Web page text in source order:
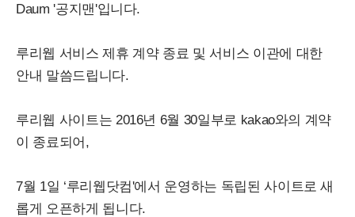
Daum '공지맨'입니다.
루리웹 서비스 제휴 계약 종료 및 서비스 이관에 대한
안내 말씀드립니다.
루리웹 사이트는 2016년 6월 30일부로 kakao와의 계약
이 종료되어,
7월 1일 ‘루리웹닷컴'에서 운영하는 독립된 사이트로 새
롭게 오픈하게 됩니다.